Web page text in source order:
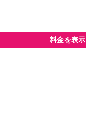
料金を表示